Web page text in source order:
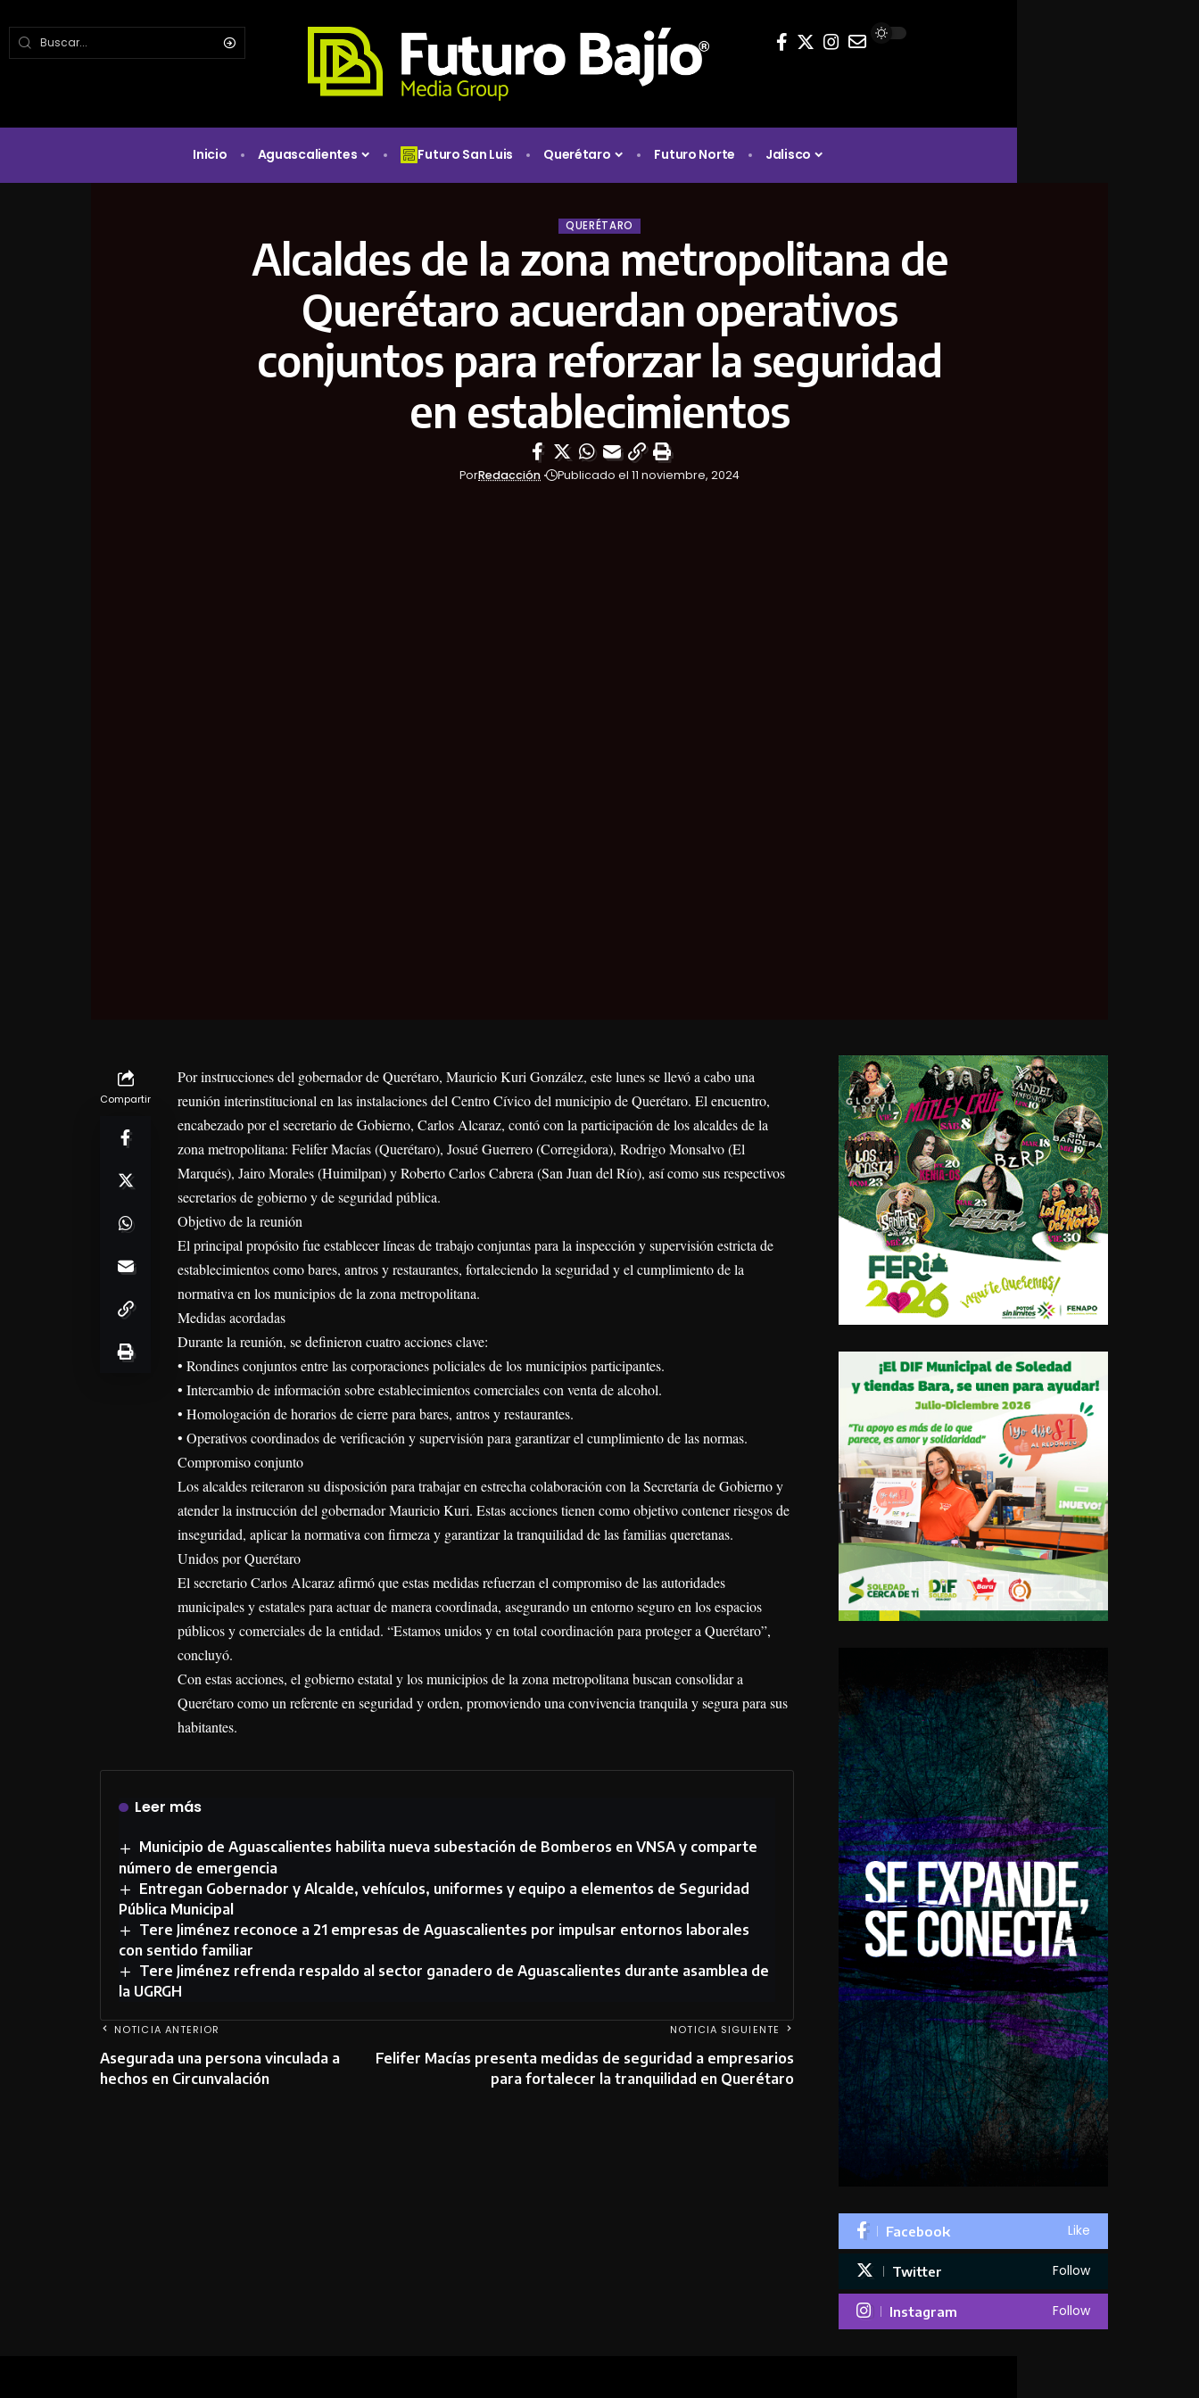
Inicio Aguascalientes Futuro San Luis Querétaro Futuro Norte Jalisco
QUERÉTARO
Alcaldes de la zona metropolitana de
Querétaro acuerdan operativos
conjuntos para reforzar la seguridad
en establecimientos
PorRedacción Publicado el 11 noviembre, 2024
Compartir
Por instrucciones del gobernador de Querétaro, Mauricio Kuri González, este lunes se llevó a cabo una
reunión interinstitucional en las instalaciones del Centro Cívico del municipio de Querétaro. El encuentro,
encabezado por el secretario de Gobierno, Carlos Alcaraz, contó con la participación de los alcaldes de la
zona metropolitana: Felifer Macías (Querétaro), Josué Guerrero (Corregidora), Rodrigo Monsalvo (El
Marqués), Jairo Morales (Huimilpan) y Roberto Carlos Cabrera (San Juan del Río), así como sus respectivos
secretarios de gobierno y de seguridad pública.
Objetivo de la reunión
El principal propósito fue establecer líneas de trabajo conjuntas para la inspección y supervisión estricta de
establecimientos como bares, antros y restaurantes, fortaleciendo la seguridad y el cumplimiento de la
normativa en los municipios de la zona metropolitana.
Medidas acordadas
Durante la reunión, se definieron cuatro acciones clave:
• Rondines conjuntos entre las corporaciones policiales de los municipios participantes.
• Intercambio de información sobre establecimientos comerciales con venta de alcohol.
• Homologación de horarios de cierre para bares, antros y restaurantes.
• Operativos coordinados de verificación y supervisión para garantizar el cumplimiento de las normas.
Compromiso conjunto
Los alcaldes reiteraron su disposición para trabajar en estrecha colaboración con la Secretaría de Gobierno y
atender la instrucción del gobernador Mauricio Kuri. Estas acciones tienen como objetivo contener riesgos de
inseguridad, aplicar la normativa con firmeza y garantizar la tranquilidad de las familias queretanas.
Unidos por Querétaro
El secretario Carlos Alcaraz afirmó que estas medidas refuerzan el compromiso de las autoridades
municipales y estatales para actuar de manera coordinada, asegurando un entorno seguro en los espacios
públicos y comerciales de la entidad. “Estamos unidos y en total coordinación para proteger a Querétaro”,
concluyó.
Con estas acciones, el gobierno estatal y los municipios de la zona metropolitana buscan consolidar a
Querétaro como un referente en seguridad y orden, promoviendo una convivencia tranquila y segura para sus
habitantes.
Leer más
Municipio de Aguascalientes habilita nueva subestación de Bomberos en VNSA y comparte
número de emergencia
Entregan Gobernador y Alcalde, vehículos, uniformes y equipo a elementos de Seguridad
Pública Municipal
Tere Jiménez reconoce a 21 empresas de Aguascalientes por impulsar entornos laborales
con sentido familiar
Tere Jiménez refrenda respaldo al sector ganadero de Aguascalientes durante asamblea de
la UGRGH
NOTICIA ANTERIOR
Asegurada una persona vinculada a
hechos en Circunvalación
NOTICIA SIGUIENTE
Felifer Macías presenta medidas de seguridad a empresarios
para fortalecer la tranquilidad en Querétaro
Facebook Like
Twitter Follow
Instagram Follow